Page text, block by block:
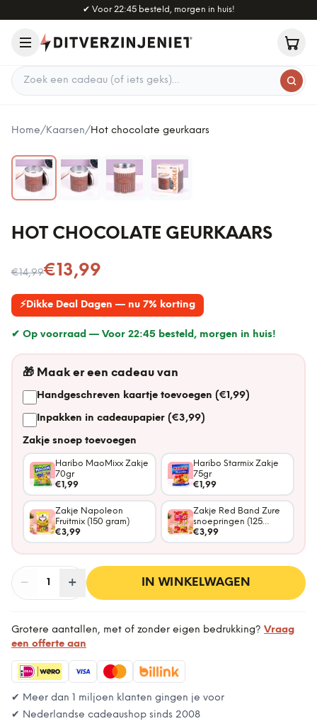
Naar hoofdinhoud
✔ Voor 22:45 besteld, morgen in huis!
Zoek een cadeau
Home/Kaarsen/Hot chocolate geurkaars
HOT CHOCOLATE GEURKAARS
€14,99
Nu voor€13,99
⚡Dikke Deal Dagen — nu 7% korting
✔ Op voorraad — Voor 22:45 besteld, morgen in huis!
🎁 Maak er een cadeau van
Handgeschreven kaartje toevoegen (€1,99)
Inpakken in cadeaupapier (€3,99)
Zakje snoep toevoegen
Haribo MaoMixx Zakje
70gr
€1,99
Haribo Starmix Zakje
75gr
€1,99
Zakje Napoleon
Fruitmix (150 gram)
€3,99
Zakje Red Band Zure
snoepringen (125
gram)
€3,99
− Aantal
1 + IN WINKELWAGEN
Grotere aantallen, met of zonder eigen bedrukking? Vraag
een offerte aan
✔ Meer dan 1 miljoen klanten gingen je voor
✔ Nederlandse cadeaushop sinds 2008